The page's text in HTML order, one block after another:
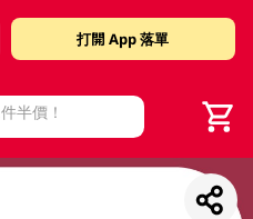
打開 App 落單